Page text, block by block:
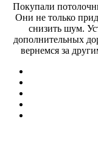
Покупали
Они не только
снизить шум.
дополнительных
вернемся за